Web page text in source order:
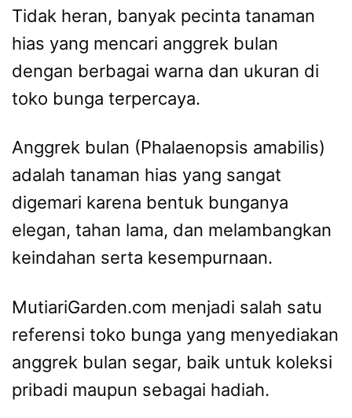
Tidak heran, banyak pecinta tanaman
hias yang mencari anggrek bulan
dengan berbagai warna dan ukuran di
toko bunga terpercaya.
Anggrek bulan (Phalaenopsis amabilis)
adalah tanaman hias yang sangat
digemari karena bentuk bunganya
elegan, tahan lama, dan melambangkan
keindahan serta kesempurnaan.
MutiariGarden.com menjadi salah satu
referensi toko bunga yang menyediakan
anggrek bulan segar, baik untuk koleksi
pribadi maupun sebagai hadiah.